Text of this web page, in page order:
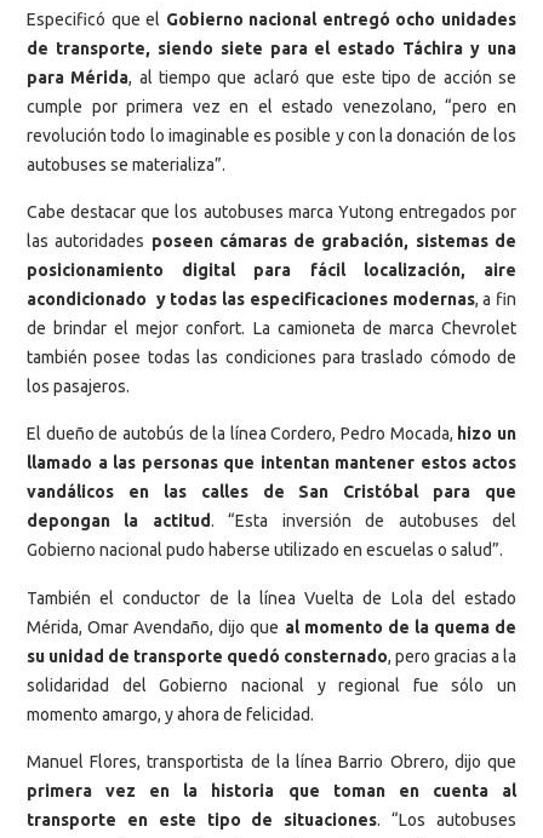
Especificó que el Gobierno nacional entregó ocho unidades
de transporte, siendo siete para el estado Táchira y una
para Mérida, al tiempo que aclaró que este tipo de acción se
cumple por primera vez en el estado venezolano, “pero en
revolución todo lo imaginable es posible y con la donación de los
autobuses se materializa”.
Cabe destacar que los autobuses marca Yutong entregados por
las autoridades poseen cámaras de grabación, sistemas de
posicionamiento digital para fácil localización, aire
acondicionado y todas las especificaciones modernas, a fin
de brindar el mejor confort. La camioneta de marca Chevrolet
también posee todas las condiciones para traslado cómodo de
los pasajeros.
El dueño de autobús de la línea Cordero, Pedro Mocada, hizo un
llamado a las personas que intentan mantener estos actos
vandálicos en las calles de San Cristóbal para que
depongan la actitud. “Esta inversión de autobuses del
Gobierno nacional pudo haberse utilizado en escuelas o salud”.
También el conductor de la línea Vuelta de Lola del estado
Mérida, Omar Avendaño, dijo que al momento de la quema de
su unidad de transporte quedó consternado, pero gracias a la
solidaridad del Gobierno nacional y regional fue sólo un
momento amargo, y ahora de felicidad.
Manuel Flores, transportista de la línea Barrio Obrero, dijo que
primera vez en la historia que toman en cuenta al
transporte en este tipo de situaciones. “Los autobuses